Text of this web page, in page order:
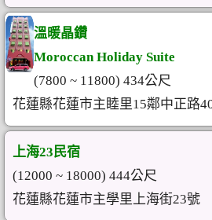
溫暖晶鑽
Moroccan Holiday Suite
(7800 ~ 11800) 434公尺
花蓮縣花蓮市主睦里15鄰中正路
上海23民宿
(12000 ~ 18000) 444公尺
花蓮縣花蓮市主學里上海街23號